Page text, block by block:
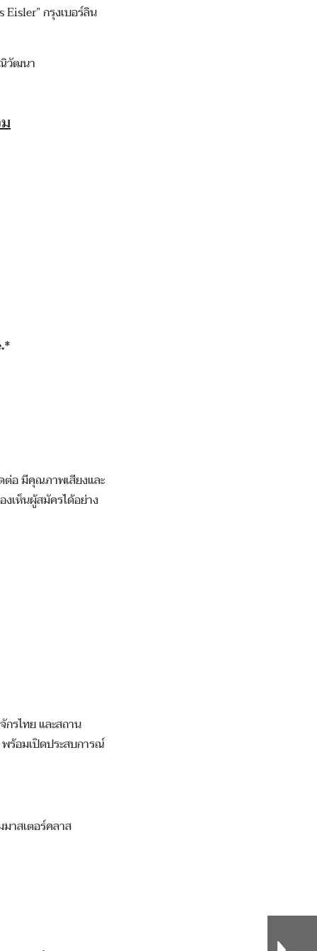
กรุงเบอร์ลิน
วัฒนา
ต่อ มีคุณภาพเสียงและ
งเห็นผู้สมัครได้อย่าง
รไทย และสถาน
ร้อมเปิดประสบการณ์
าสเตอร์คลาส